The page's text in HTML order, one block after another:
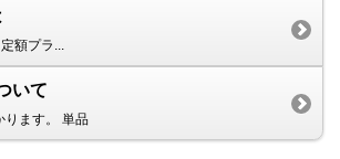
額プラ...
いて
ります。 単品